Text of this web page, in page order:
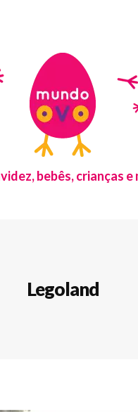
bebês, crianças
Legoland